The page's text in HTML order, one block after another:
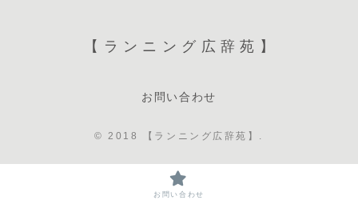
【ランニング広辞苑】
お問い合わせ
© 2018 【ランニング広辞苑】.
お問い合わせ